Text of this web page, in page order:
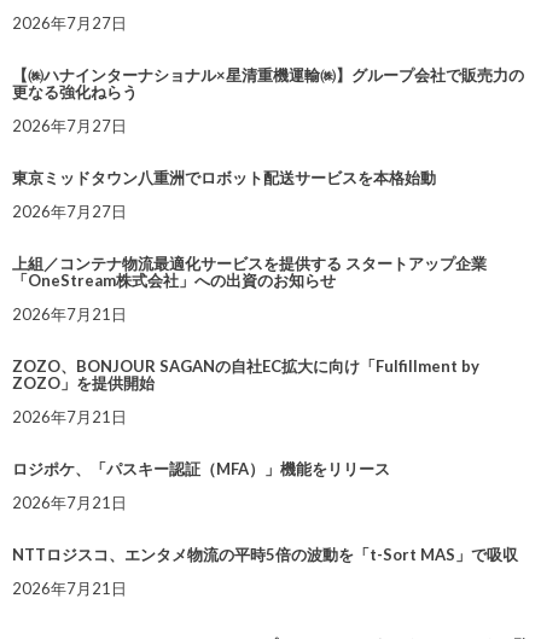
2026年7月27日
【㈱ハナインターナショナル×星清重機運輸㈱】グループ会社で販売力の
更なる強化ねらう
2026年7月27日
東京ミッドタウン八重洲でロボット配送サービスを本格始動
2026年7月27日
上組／コンテナ物流最適化サービスを提供する スタートアップ企業
「OneStream株式会社」への出資のお知らせ
2026年7月21日
ZOZO、BONJOUR SAGANの自社EC拡大に向け「Fulfillment by
ZOZO」を提供開始
2026年7月21日
ロジポケ、「パスキー認証（MFA）」機能をリリース
2026年7月21日
NTTロジスコ、エンタメ物流の平時5倍の波動を「t-Sort MAS」で吸収
2026年7月21日